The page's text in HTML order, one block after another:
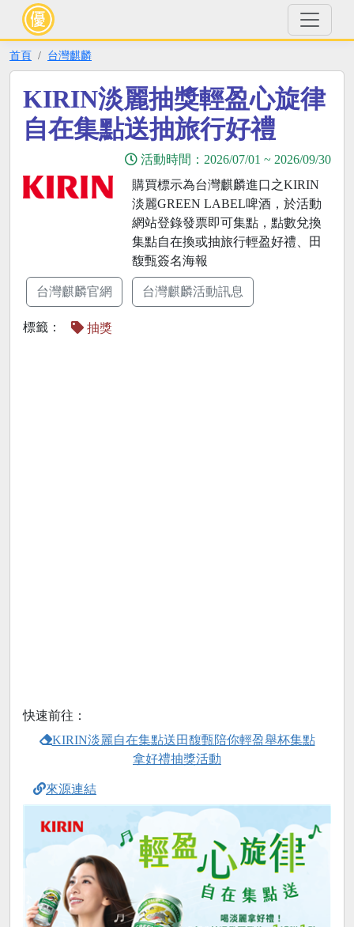
首頁 台灣麒麟
KIRIN淡麗抽獎輕盈心旋律
自在集點送抽旅行好禮
活動時間： 2026/07/01 ~ 2026/09/30
購買標示為台灣麒麟進口之KIRIN
淡麗GREEN LABEL啤酒，於活動
網站登錄發票即可集點，點數兌換
集點自在換或抽旅行輕盈好禮、田
馥甄簽名海報
台灣麒麟官網 台灣麒麟活動訊息
標籤： 抽獎
快速前往：
KIRIN淡麗自在集點送田馥甄陪你輕盈舉杯集點
拿好禮抽獎活動
來源連結